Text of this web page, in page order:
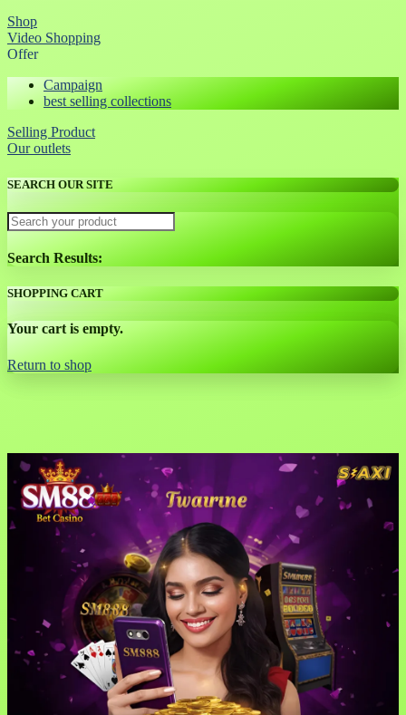
Shop
Video Shopping
Offer
Campaign
best selling collections
Selling Product
Our outlets
SEARCH OUR SITE
Search Results:
SHOPPING CART
Your cart is empty.
Return to shop